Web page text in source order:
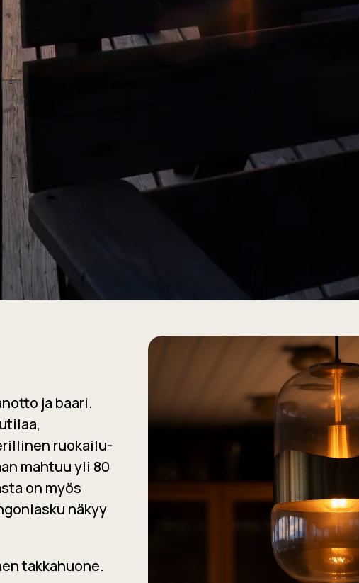
ja baari.
ruokailu-
mahtuu yli 80
on myös
näkyy
takkahuone.